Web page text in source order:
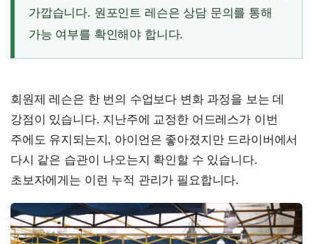
가깝습니다. 원포인트 레슨은 상담 문의를 통해
가능 여부를 확인해야 합니다.
회원제 레슨은 한 번의 수업보다 변화 과정을 보는 데
강점이 있습니다. 지난주에 교정한 어드레스가 이번
주에도 유지되는지, 아이언은 좋아졌지만 드라이버에서
다시 같은 습관이 나오는지 확인할 수 있습니다.
초보자에게는 이런 누적 관리가 필요합니다.